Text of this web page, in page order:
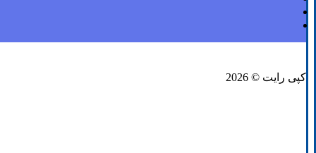
کپی رایت © 2026